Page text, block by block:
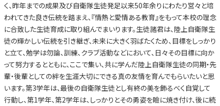
く、昨年までの成果及び自衛隊生徒発足以来50年余りにわたり営々と培
われてきた良き伝統を踏まえ、『情熱と愛情ある教育』をもって本校の理念
に合致した生徒育成に取り組んでまいります。生徒諸君は、陸上自衛隊生
徒の輝かしい伝統を引き継ぎ、未来に大きく羽ばたくため、目標をしっかり
と立て、勉学は勿論、訓練、クラブ活動などにおいて、日々その目標に向か
って努力するとともに、ここで集い、共に学んだ陸上自衛隊生徒の同期・先
輩・後輩としての絆を生涯大切にできる真の友情を育んでもらいたいと思
います。第3学年は、最後の自衛隊生徒とし有終の美を飾るべく自覚して
行動し、第1学年、第2学年は、しっかりとその勇姿を瞼に焼き付け、後に続